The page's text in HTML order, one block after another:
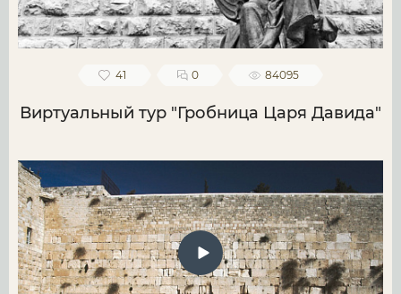
41 0 84095
Виртуальный тур "Гробница Царя Давида"